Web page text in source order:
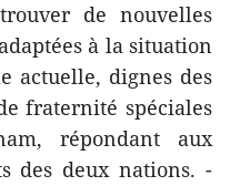
de nouvelles
à la situation
actuelle, dignes des
fraternité spéciales
répondant aux
des deux nations. -